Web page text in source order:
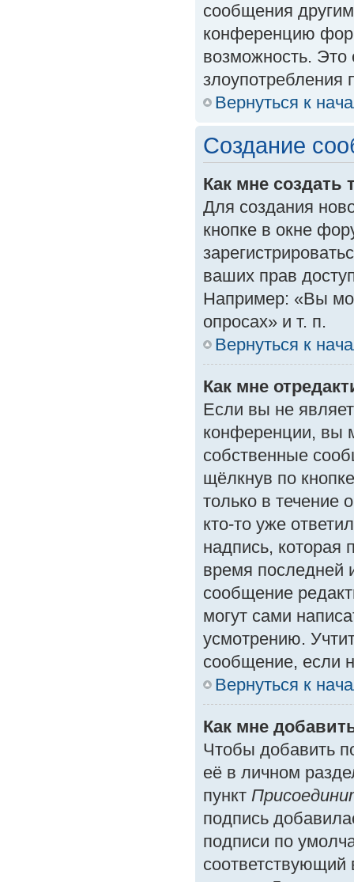
сообщения
конференцию
возможность. Это
злоупотребления
Вернуться к
Создание
Как мне создать
Для создания
кнопке в окне
ваших прав
Например: «Вы
опросах» и т. п.
Вернуться к
Как мне
Если вы не
конференции, вы
собственные
щёлкнув по
только в течение
кто-то уже
надпись, которая
время последней
сообщение
могут сами
усмотрению.
сообщение, если
Вернуться к
Как мне
Чтобы добавить
её в личном
пункт
подпись
подписи по